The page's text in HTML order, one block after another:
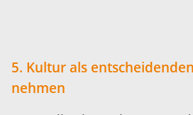
5. Kultur als
nehmen